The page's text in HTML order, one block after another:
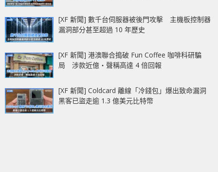
[XF 新聞] 數千台伺服器被後門攻擊 主機板控制器
漏洞部分甚至超過 10 年歷史
[XF 新聞] 港澳聯合搗破 Fun Coffee 咖啡科研騙
局 涉款近億‧聲稱高達 4 倍回報
[XF 新聞] Coldcard 離線「冷錢包」爆出致命漏洞
黑客已盜走逾 1.3 億美元比特幣